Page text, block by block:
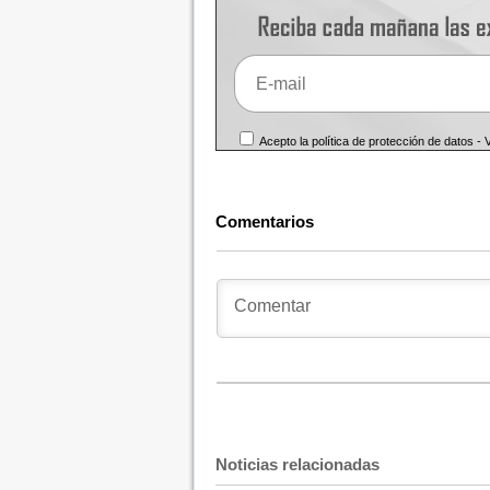
Acepto la política de protección de datos -
Comentarios
Noticias relacionadas